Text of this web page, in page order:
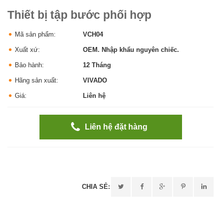
Thiết bị tập bước phối hợp
Mã sản phẩm: VCH04
Xuất xứ: OEM. Nhập khẩu nguyên chiếc.
Bảo hành: 12 Tháng
Hãng sản xuất: VIVADO
Giá: Liên hệ
Liên hệ đặt hàng
CHIA SẺ: